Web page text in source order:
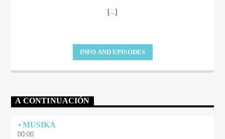
[...]
INFO AND EPISODES
A CONTINUACIÓN
+MUSIKA
00:00